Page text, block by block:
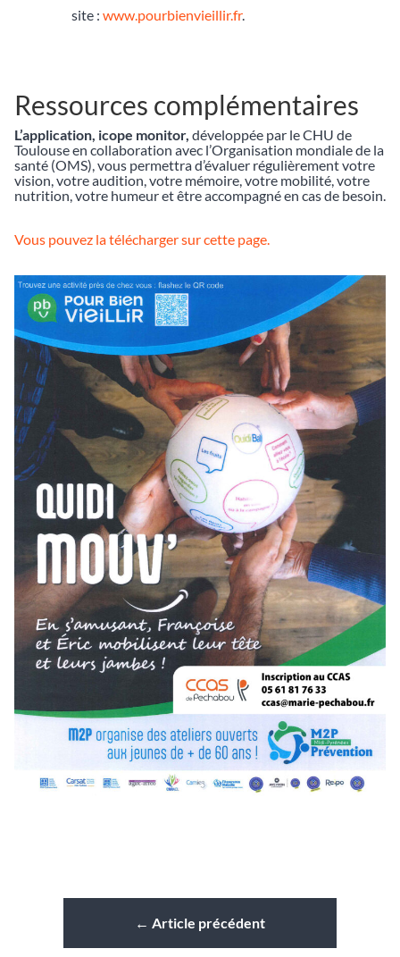
site : www.pourbienvieillir.fr.
Ressources complémentaires
L’application, icope monitor, développée par le CHU de
Toulouse en collaboration avec l’Organisation mondiale de la
santé (OMS), vous permettra d’évaluer régulièrement votre
vision, votre audition, votre mémoire, votre mobilité, votre
nutrition, votre humeur et être accompagné en cas de besoin.
Vous pouvez la télécharger sur cette page.
← Article précédent